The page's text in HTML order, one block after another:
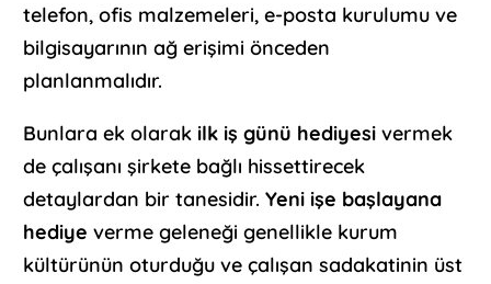
telefon, ofis malzemeleri, e-posta kurulumu ve
bilgisayarının ağ erişimi önceden
planlanmalıdır.
Bunlara ek olarak ilk iş günü hediyesi vermek
de çalışanı şirkete bağlı hissettirecek
detaylardan bir tanesidir.Yeni işe başlayana
hediye verme geleneği genellikle kurum
kültürünün oturduğu ve çalışan sadakatinin üst